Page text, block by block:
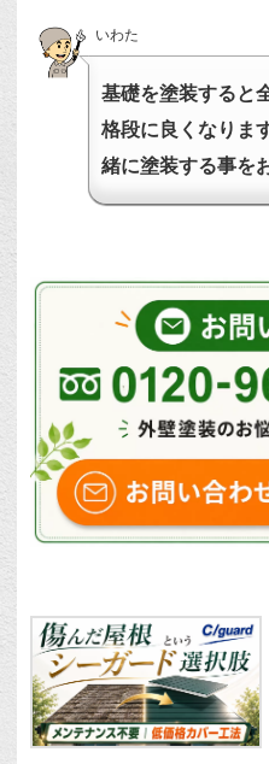
いわた
基礎を塗装すると
格段に良くなりま
緒に塗装する事を